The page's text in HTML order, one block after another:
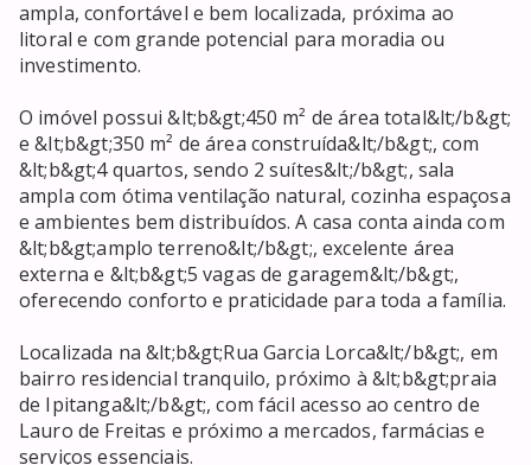
ampla, confortável e bem localizada, próxima ao
litoral e com grande potencial para moradia ou
investimento.
O imóvel possui &lt;b&gt;450 m² de área total&lt;/b&gt;
e &lt;b&gt;350 m² de área construída&lt;/b&gt;, com
&lt;b&gt;4 quartos, sendo 2 suítes&lt;/b&gt;, sala
ampla com ótima ventilação natural, cozinha espaçosa
e ambientes bem distribuídos. A casa conta ainda com
&lt;b&gt;amplo terreno&lt;/b&gt;, excelente área
externa e &lt;b&gt;5 vagas de garagem&lt;/b&gt;,
oferecendo conforto e praticidade para toda a família.
Localizada na &lt;b&gt;Rua Garcia Lorca&lt;/b&gt;, em
bairro residencial tranquilo, próximo à &lt;b&gt;praia
de Ipitanga&lt;/b&gt;, com fácil acesso ao centro de
Lauro de Freitas e próximo a mercados, farmácias e
serviços essenciais.